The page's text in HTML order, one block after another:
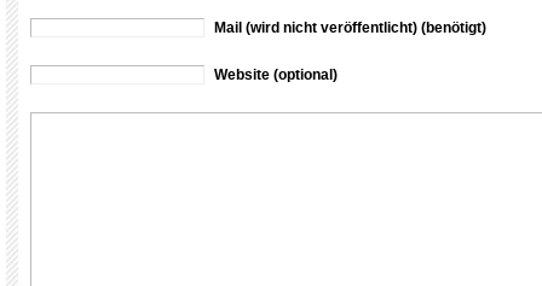
Mail (wird nicht veröffentlicht) (benötigt)
Website (optional)